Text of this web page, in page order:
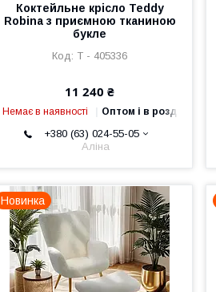
Коктейльне крісло Teddy
Robina з приємною тканиною
букле
Т - 405336
11 240 ₴
Немає в наявності Оптом і в роздріб
+380 (63) 024-55-05
Аліна
Новинка